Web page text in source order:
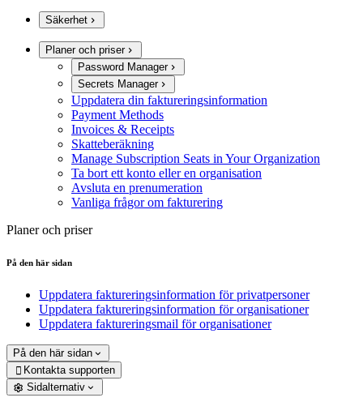
Säkerhet
Planer och priser
Password Manager
Secrets Manager
Uppdatera din faktureringsinformation
Payment Methods
Invoices & Receipts
Skatteberäkning
Manage Subscription Seats in Your Organization
Ta bort ett konto eller en organisation
Avsluta en prenumeration
Vanliga frågor om fakturering
Planer och priser
På den här sidan
Uppdatera faktureringsinformation för privatpersoner
Uppdatera faktureringsinformation för organisationer
Uppdatera faktureringsmail för organisationer
På den här sidan
 Kontakta supporten
Sidalternativ